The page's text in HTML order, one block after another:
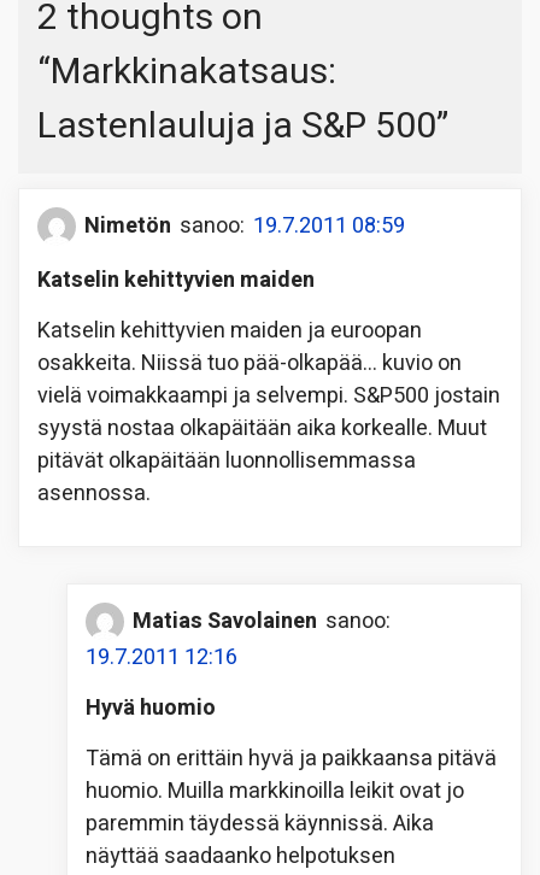
2 thoughts on
“Markkinakatsaus:
Lastenlauluja ja S&P 500”
Nimetön sanoo: 19.7.2011 08:59
Katselin kehittyvien maiden
Katselin kehittyvien maiden ja euroopan
osakkeita. Niissä tuo pää-olkapää… kuvio on
vielä voimakkaampi ja selvempi. S&P500 jostain
syystä nostaa olkapäitään aika korkealle. Muut
pitävät olkapäitään luonnollisemmassa
asennossa.
Matias Savolainen sanoo:
19.7.2011 12:16
Hyvä huomio
Tämä on erittäin hyvä ja paikkaansa pitävä
huomio. Muilla markkinoilla leikit ovat jo
paremmin täydessä käynnissä. Aika
näyttää saadaanko helpotuksen